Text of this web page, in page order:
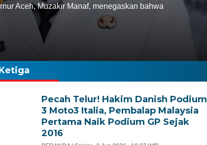
Aceh, Muzakir Manaf, menegaskan bahwa
Pecah Telur! Hakim Danish Podium
3 Moto3 Italia, Pembalap Malaysia
Pertama Naik Podium GP Sejak
2016